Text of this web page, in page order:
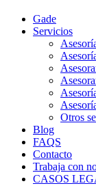
Gade
Servicios
Otros
Blog
FAQS
Contacto
Trabaja con
CASOS